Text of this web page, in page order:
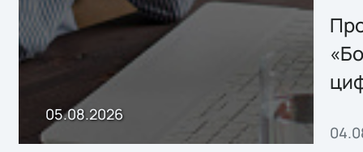
Storage 2.x для
хранения данных
05.08.2026